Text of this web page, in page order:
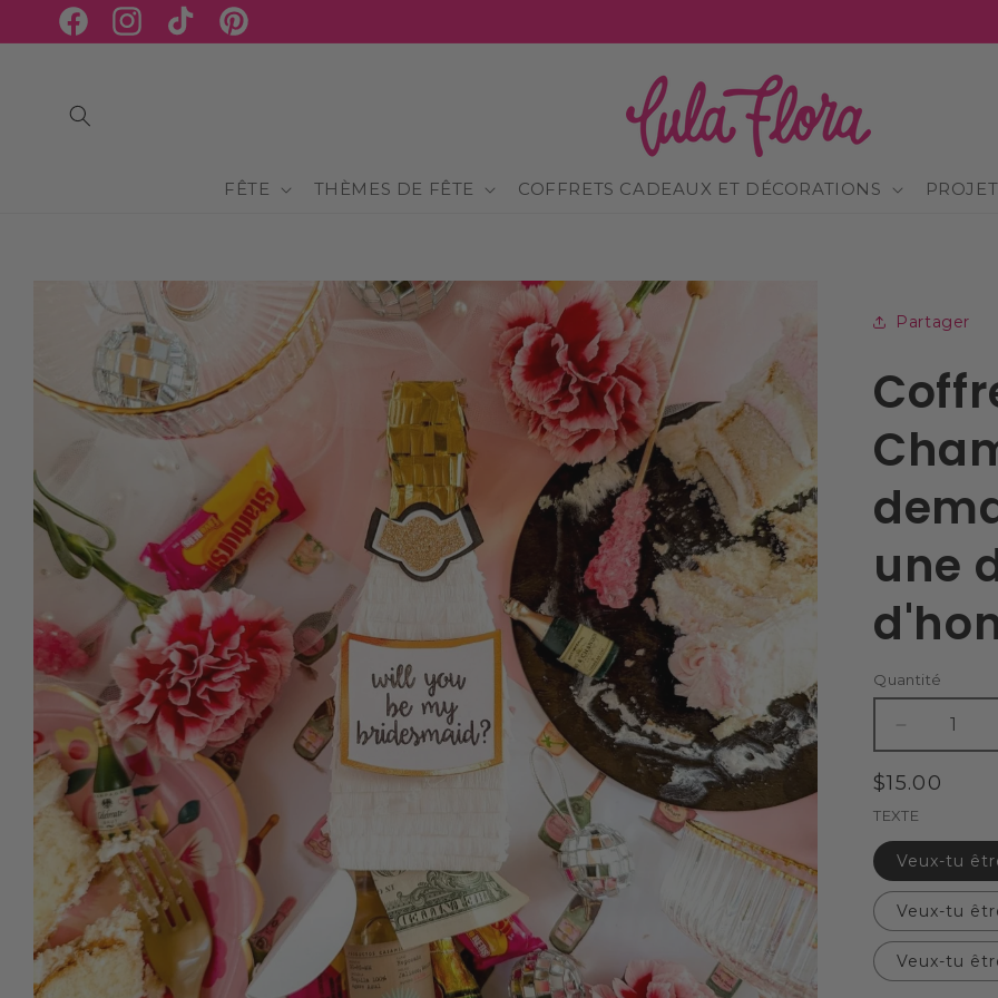
PASSER
AU Facebook
Instagram
TikTokPinterest
FÊTE THÈMES DE FÊTE COFFRETS CADEAUX ET DÉCORATIONS
PASSER AUX
INFORMATIONS
PRODUITS
Partager
une
Quantité
Réduire
la
quantité
Coffret
cadeau
Blanc
pour
demande
en
Prix
habituel
$15.00
TEXTE
Veux-tu
Veux-tu
Veux-tu